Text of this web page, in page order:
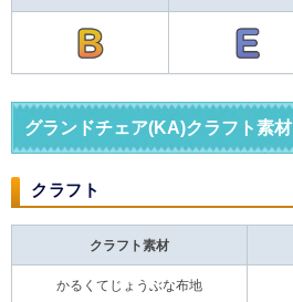
グランドチェア(KA)クラフト素材
クラフト
クラフト素材
かるくてじょうぶな布地